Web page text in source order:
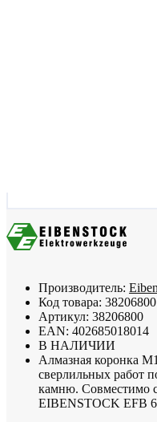
Производитель:
Код товара: 38206800
Артикул: 38206800
EAN: 402685018014
В НАЛИЧИИ
Алмазная коронка
сверлильных работ
камню. Совместимо
EIBENSTOCK EFB